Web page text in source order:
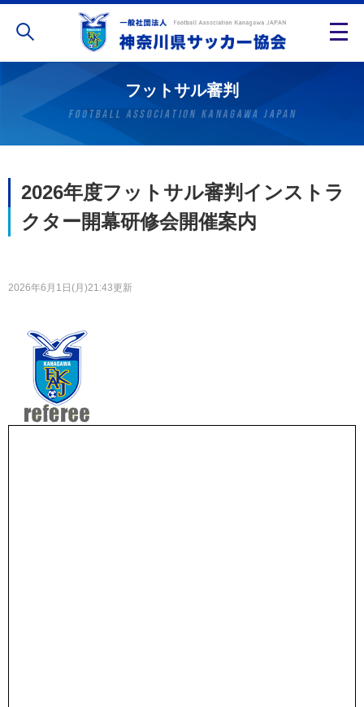
フットサル審判
2026年度フットサル審判インストラ
クター開幕研修会開催案内
2026年6月1日(月)21:43更新